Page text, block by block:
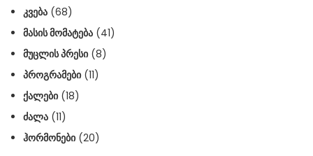
ᲙᲕᲔᲑᲐ (68)
ᲛᲐᲡᲘᲡ ᲛᲝᲛᲐᲢᲔᲑᲐ (41)
ᲛᲣᲪᲚᲘᲡ ᲞᲠᲔᲡᲘ (8)
ᲞᲠᲝᲒᲠᲐᲛᲔᲑᲘ (11)
ᲥᲐᲚᲔᲑᲘ (18)
ᲫᲐᲚᲐ (11)
ᲰᲝᲠᲛᲝᲜᲔᲑᲘ (20)